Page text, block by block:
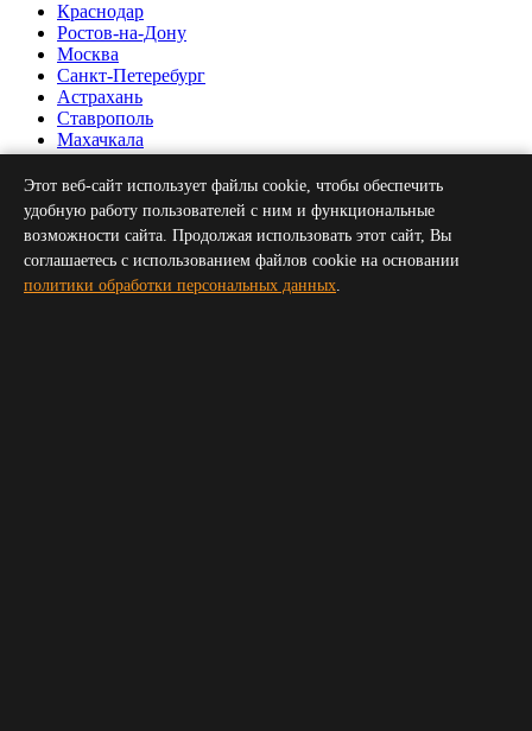
Краснодар
Ростов-на-Дону
Москва
Санкт-Петеребург
Астрахань
Ставрополь
Махачкала
Нальчик
Грозный
Севастополь
Симферополь
Волгоград
Пятигорск
Сочи
Этот веб-сайт использует файлы cookie, чтобы обеспечить
удобную работу пользователей с ним и функциональные
возможности сайта. Продолжая использовать этот сайт, Вы
соглашаетесь с использованием файлов cookie на основании
политики обработки персональных данных.